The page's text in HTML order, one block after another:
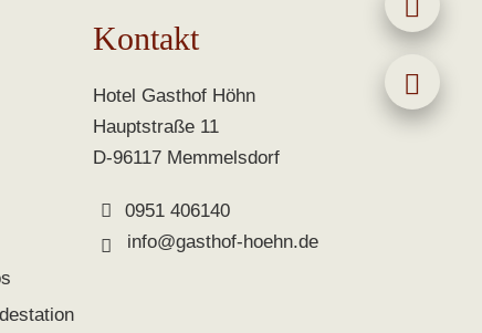
Kontakt
Hotel Gasthof Höhn
Hauptstraße 11
D-96117 Memmelsdorf
0951 406140
info@gasthof-hoehn.de